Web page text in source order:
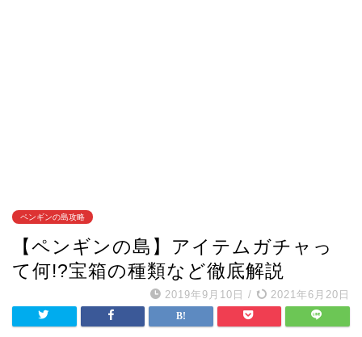
ペンギンの島攻略
【ペンギンの島】アイテムガチャっ
て何!?宝箱の種類など徹底解説
2019年9月10日 / 2021年6月20日